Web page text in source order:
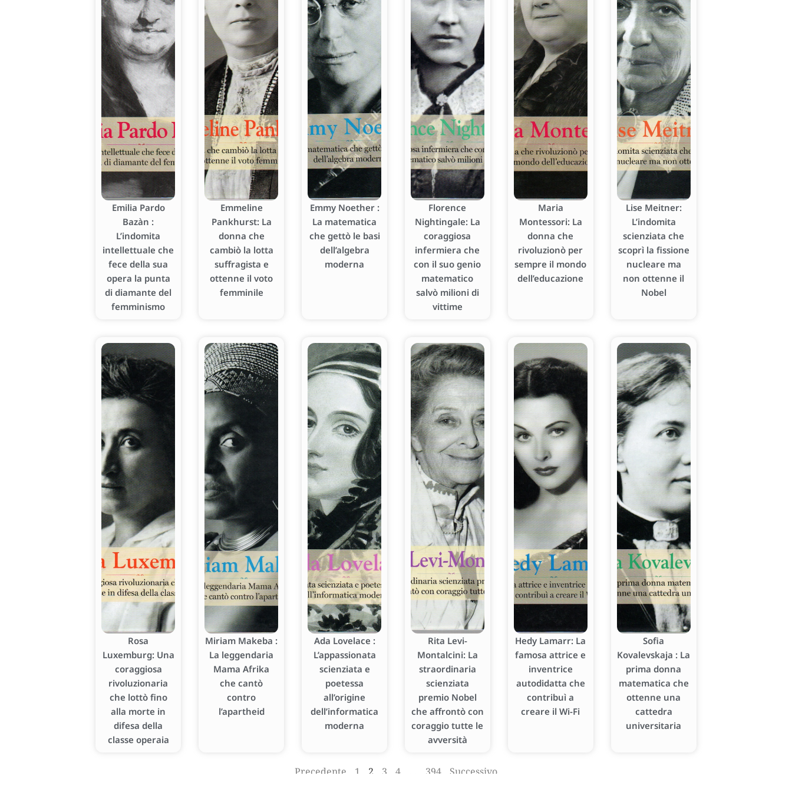
Emilia Pardo
Bazàn :
L’indomita
intellettuale che
fece della sua
opera la punta
di diamante del
femminismo
Emmeline
Pankhurst: La
donna che
cambiò la lotta
suffragista e
ottenne il voto
femminile
Emmy Noether :
La matematica
che gettò le basi
dell’algebra
moderna
Florence
Nightingale: La
coraggiosa
infermiera che
con il suo genio
matematico
salvò milioni di
vittime
Maria
Montessori: La
donna che
rivoluzionò per
sempre il mondo
dell’educazione
Lise Meitner:
L’indomita
scienziata che
scoprì la fissione
nucleare ma
non ottenne il
Nobel
Rosa
Luxemburg: Una
coraggiosa
rivoluzionaria
che lottò fino
alla morte in
difesa della
classe operaia
Miriam Makeba :
La leggendaria
Mama Afrika
che cantò
contro
l’apartheid
Ada Lovelace :
L’appassionata
scienziata e
poetessa
all’origine
dell’informatica
moderna
Rita Levi-
Montalcini: La
straordinaria
scienziata
premio Nobel
che affrontò con
coraggio tutte le
avversità
Hedy Lamarr: La
famosa attrice e
inventrice
autodidatta che
contribuì a
creare il Wi-Fi
Sofia
Kovalevskaja : La
prima donna
matematica che
ottenne una
cattedra
universitaria
Precedente 1 2 3 4 394 Successivo